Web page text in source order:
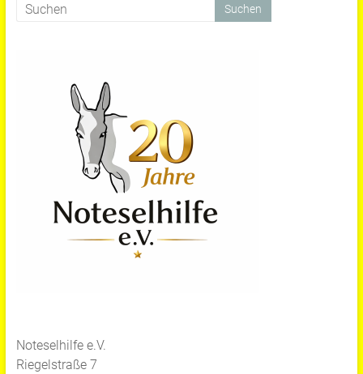
Noteselhilfe e.V.
Riegelstraße 7